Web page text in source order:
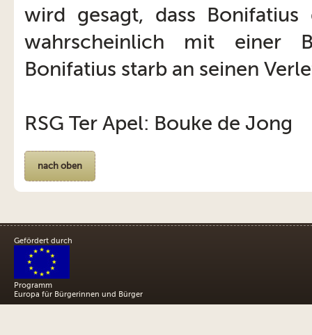
wird gesagt, dass
wahrscheinlich mit einer
Bonifatius starb an seinen
RSG Ter Apel: Bouke de Jong
nach oben
Gefördert durch
Programm
Europa für Bürgerinnen und Bürger